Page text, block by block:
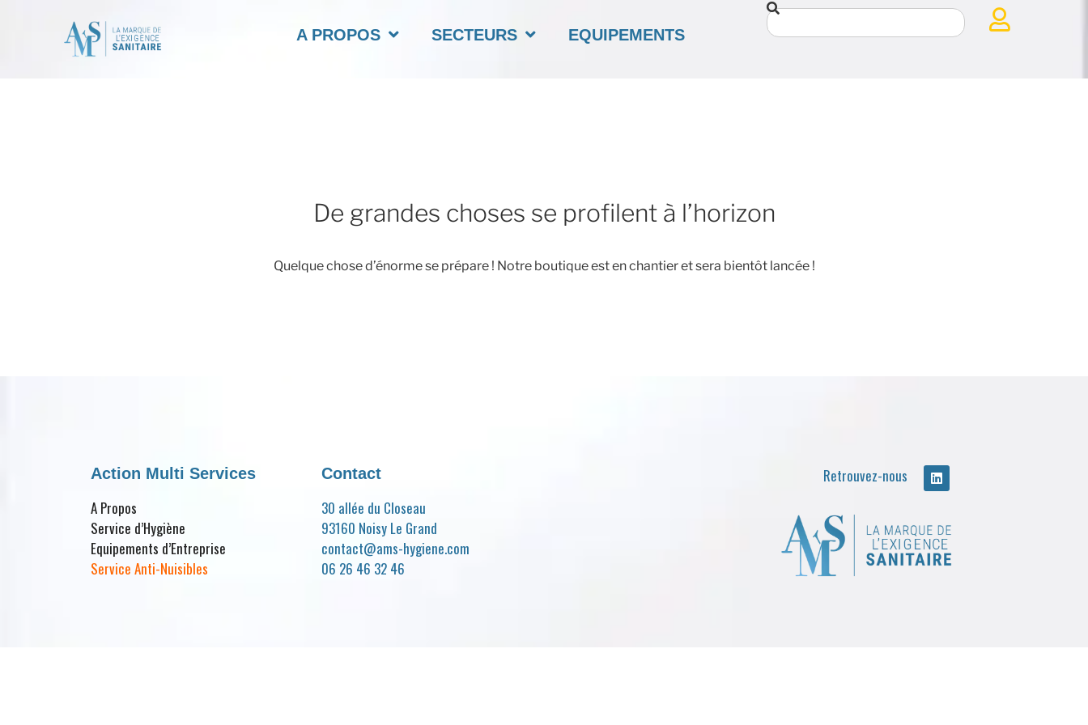
A PROPOS SECTEURS EQUIPEMENTS
De grandes choses se profilent à l’horizon
Quelque chose d’énorme se prépare ! Notre boutique est en chantier et sera bientôt lancée !
Action Multi Services
A Propos
Service d’Hygiène
Equipements d’Entreprise
Service Anti-Nuisibles
Contact
30 allée du Closeau
93160 Noisy Le Grand
contact@ams-hygiene.com
06 26 46 32 46
Retrouvez-nous